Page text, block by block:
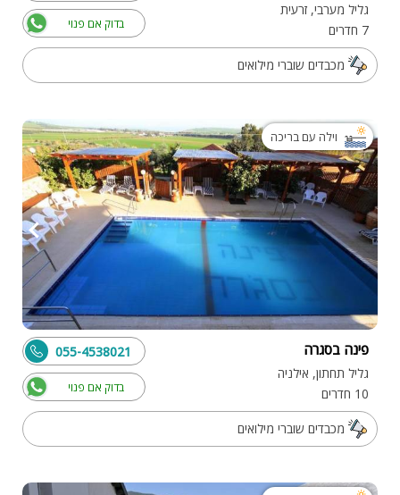
גליל מערבי, זרעית
7 חדרים
בדוק אם פנוי
מכבדים שוברי מילואים
וילה עם בריכה
פינה בסגרה
גליל תחתון, אילניה
10 חדרים
בדוק אם פנוי
055-4538021
מכבדים שוברי מילואים